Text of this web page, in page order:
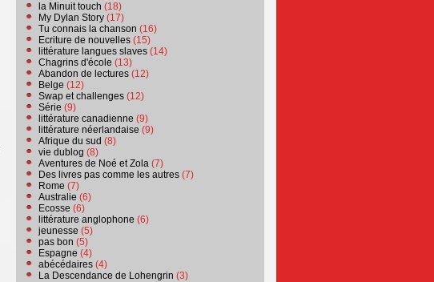
la Minuit touch (18)
My Dylan Story (17)
Tu connais la chanson (16)
Ecriture de nouvelles (15)
littérature langues slaves (14)
Chagrins d'école (13)
Abandon de lectures (12)
Belge (12)
Swap et challenges (12)
Série (9)
littérature canadienne (9)
littérature néerlandaise (9)
Afrique du sud (8)
vie dublog (8)
Aventures de Noé et Zola (7)
Des livres pas comme les autres (7)
Rome (7)
Australie (6)
Ecosse (6)
littérature anglophone (6)
jeunesse (5)
pas bon (5)
Espagne (4)
abécédaires (4)
La Descendance de Lohengrin (3)